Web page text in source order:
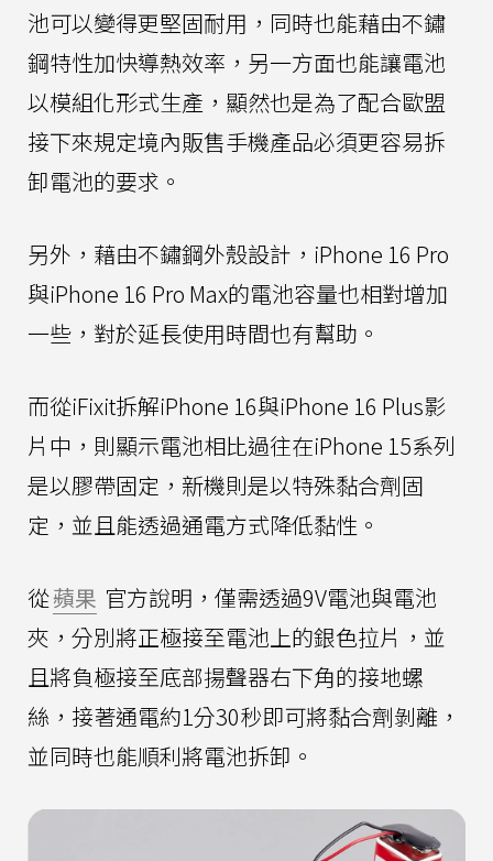
池可以變得更堅固耐用，同時也能藉由不鏽
鋼特性加快導熱效率，另一方面也能讓電池
以模組化形式生產，顯然也是為了配合歐盟
接下來規定境內販售手機產品必須更容易拆
卸電池的要求。
另外，藉由不鏽鋼外殼設計，iPhone 16 Pro
與iPhone 16 Pro Max的電池容量也相對增加
一些，對於延長使用時間也有幫助。
而從iFixit拆解iPhone 16與iPhone 16 Plus影
片中，則顯示電池相比過往在iPhone 15系列
是以膠帶固定，新機則是以特殊黏合劑固
定，並且能透過通電方式降低黏性。
從蘋果 官方說明，僅需透過9V電池與電池
夾，分別將正極接至電池上的銀色拉片，並
且將負極接至底部揚聲器右下角的接地螺
絲，接著通電約1分30秒即可將黏合劑剝離，
並同時也能順利將電池拆卸。